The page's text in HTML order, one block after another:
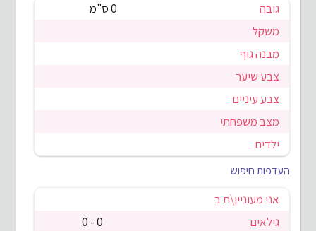
גובה
0 ס"מ
משקל
מבנה גוף
צבע שיער
צבע עיניים
מצב משפחתי
ילדים
העדפות חיפוש
אני מעוניין\ת ב
גילאים
0 - 0